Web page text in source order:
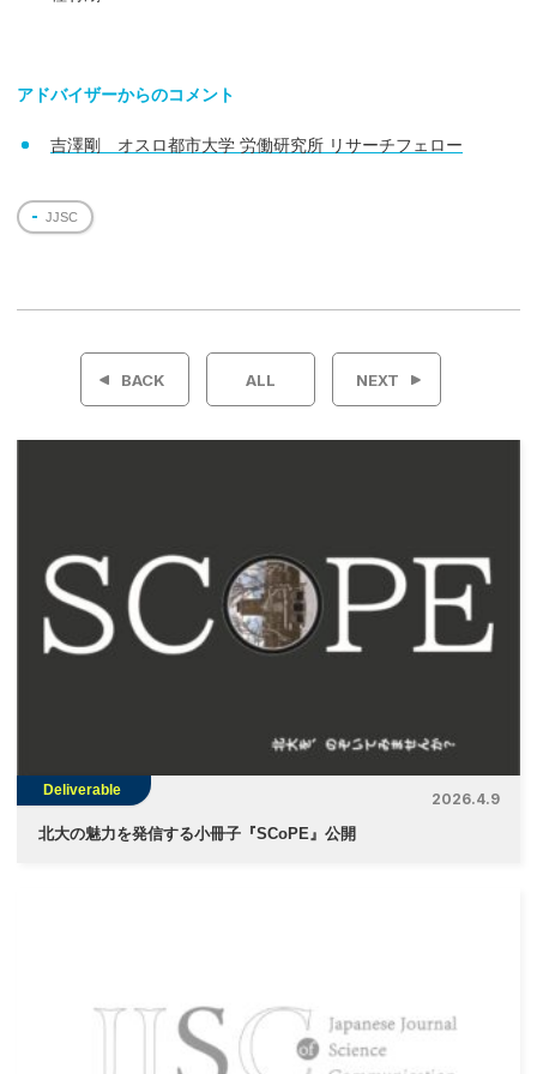
アドバイザーからのコメント
吉澤剛 オスロ都市大学 労働研究所 リサーチフェロー
JJSC
投
ー
シ
ョ
BACK ALL NEXT
Deliverable
2026.4.9
北大の魅力を発信する小冊子『SCoPE』公開